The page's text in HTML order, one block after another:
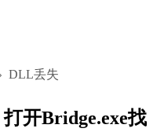
DLL丢失
开Bridge.exe找